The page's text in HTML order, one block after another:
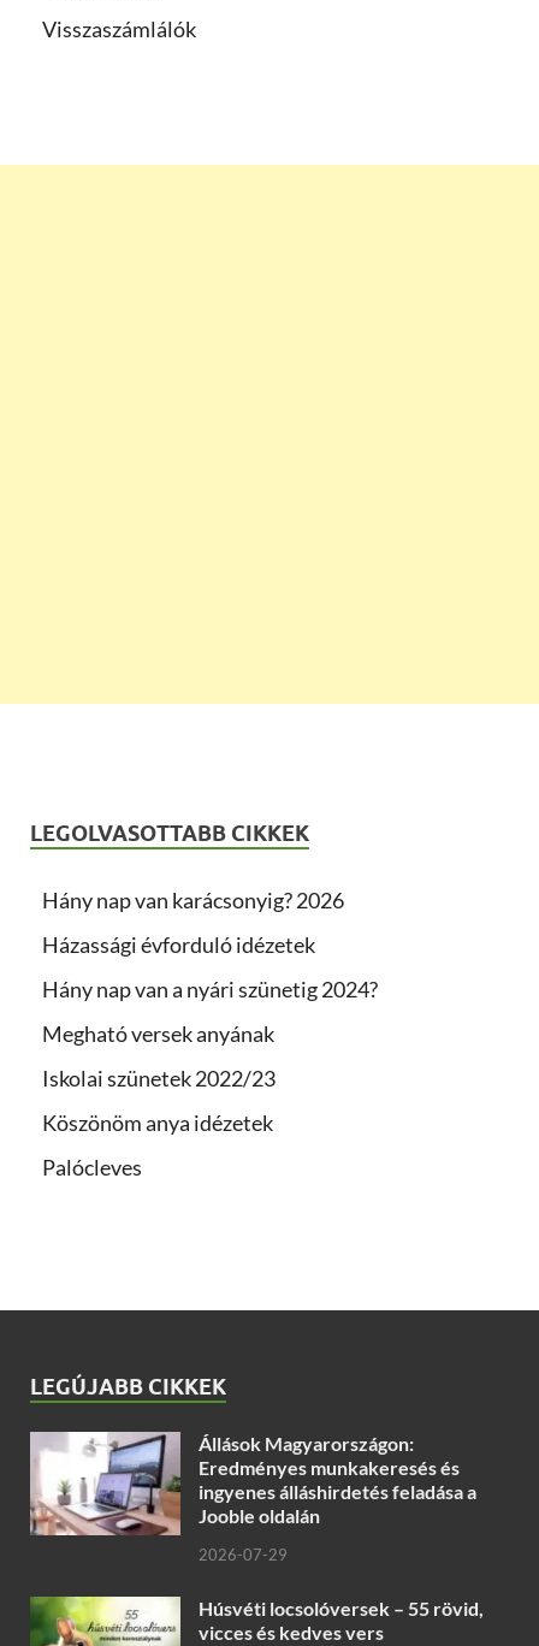
Visszaszámlálók
LEGOLVASOTTABB CIKKEK
Hány nap van karácsonyig? 2026
Házassági évforduló idézetek
Hány nap van a nyári szünetig 2024?
Megható versek anyának
Iskolai szünetek 2022/23
Köszönöm anya idézetek
Palócleves
LEGÚJABB CIKKEK
Állások Magyarországon:
Eredményes munkakeresés és
ingyenes álláshirdetés feladása a
Jooble oldalán
2026-07-29
Húsvéti locsolóversek – 55 rövid,
vicces és kedves vers